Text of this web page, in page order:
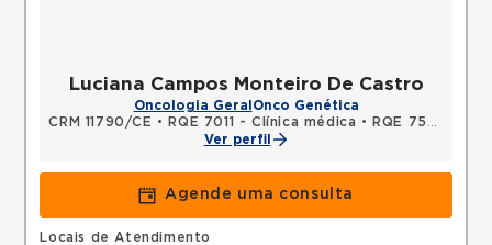
Luciana Campos Monteiro De Castro
Oncologia Geral Onco Genética
CRM 11790/CE • RQE 7011 - Clínica médica •
RQE 7501 - Oncologia clínica
Ver perfil
Agende uma consulta
Locais de Atendimento